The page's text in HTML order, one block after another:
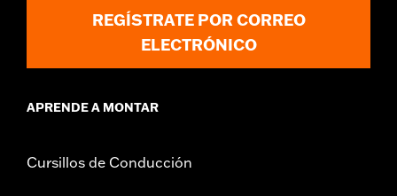
REGÍSTRATE POR CORREO
ELECTRÓNICO
APRENDE A MONTAR
Cursillos de Conducción